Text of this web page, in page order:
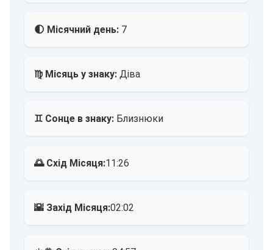
🌓 Місячний день: 7
♍ Місяць у знаку: Діва
♊ Сонце в знаку: Близнюки
🌅 Схід Місяця:11:26
🌇 Захід Місяця:02:02